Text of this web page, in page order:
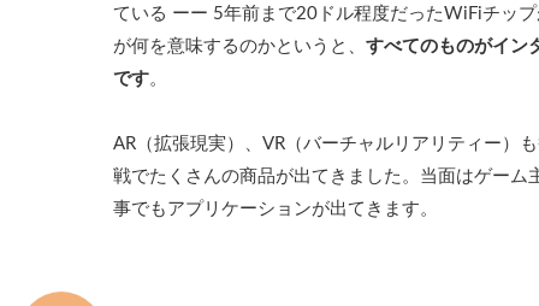
ている ーー 5年前まで20ドル程度だったWiFiチッ
が何を意味するのかというと、 すべてのものがイン
です。
AR（拡張現実）、VR（バーチャルリアリティー）
戦でたくさんの商品が出てきました。当面はゲーム
事でもアプリケーションが出てきます。